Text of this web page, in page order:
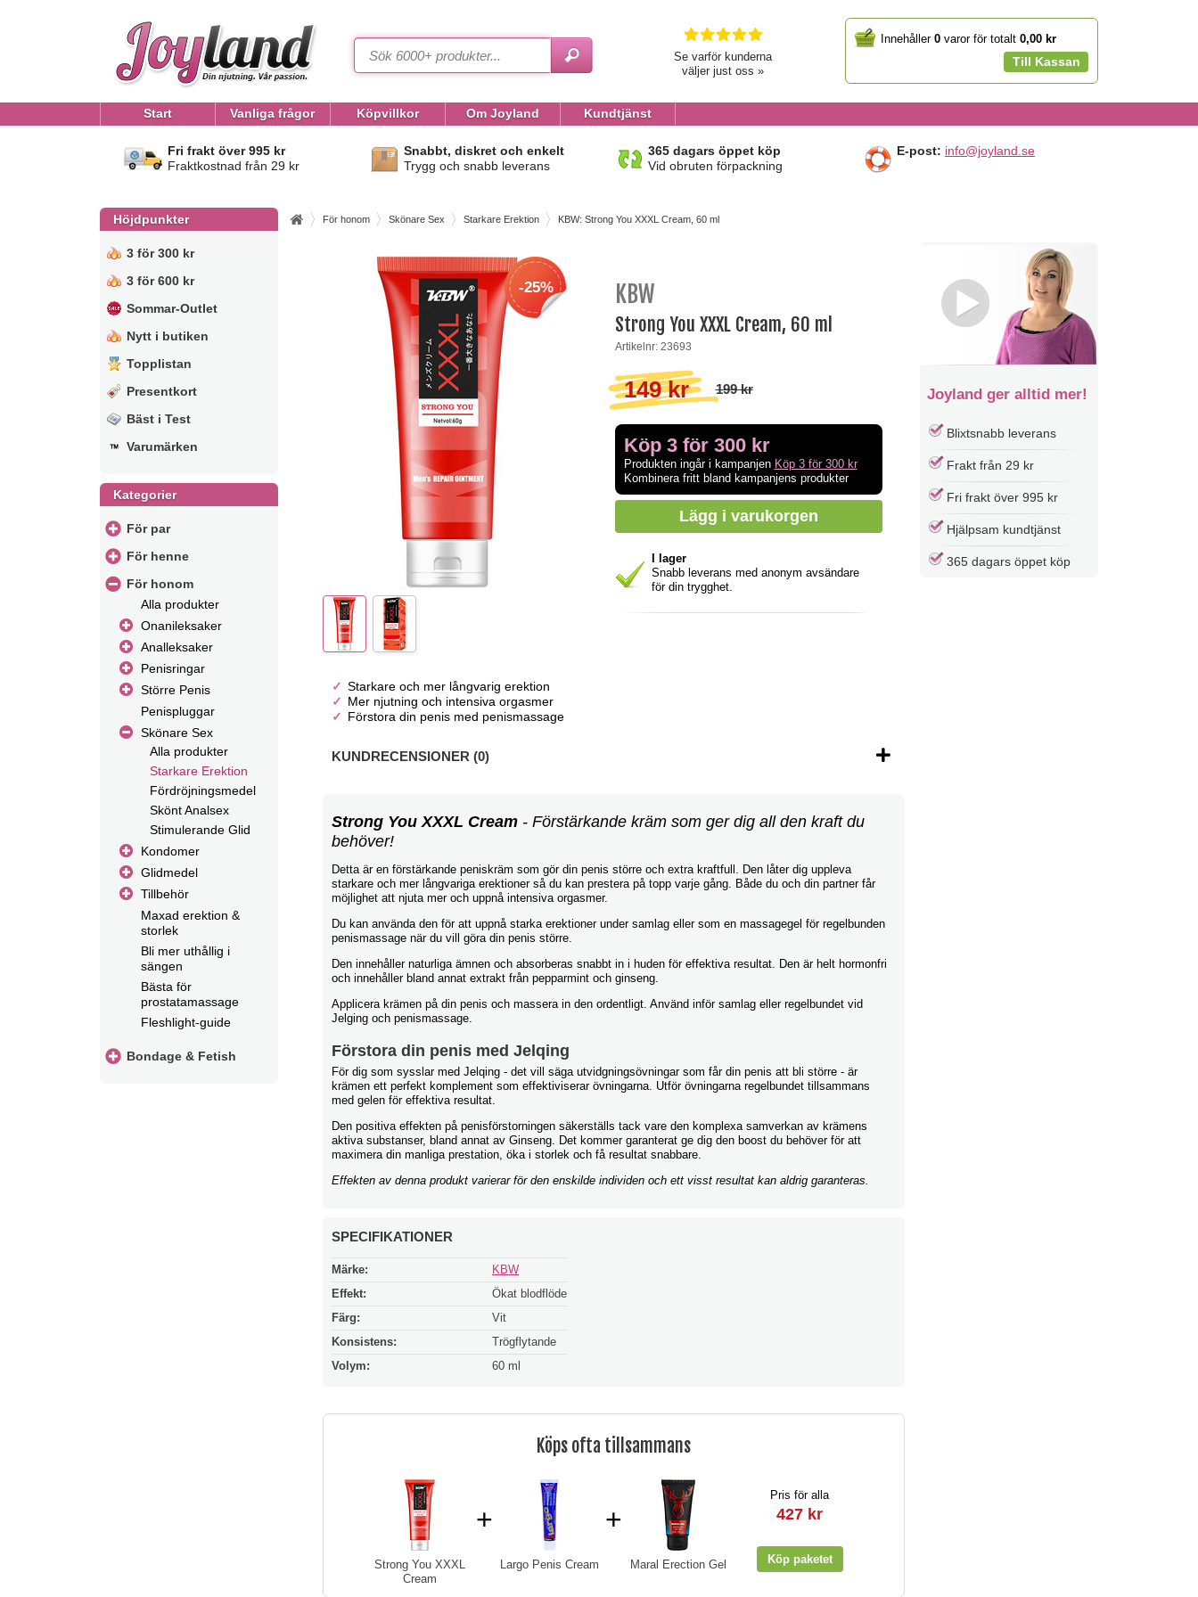
Se varför kunderna
väljer just oss »
YourInnehåller 0 varor för totalt 0,00 kr
Till Kassan
Start Vanliga frågor Köpvillkor Om Joyland Kundtjänst
Fri frakt över 995 kr
Fraktkostnad från 29 kr
Snabbt, diskret och enkelt
Trygg och snabb leverans
365 dagars öppet köp
Vid obruten förpackning
E-post: info@joyland.se
Höjdpunkter
3 för 300 kr
3 för 600 kr
Sommar-Outlet
Nytt i butiken
Topplistan
Presentkort
Bäst i Test
Varumärken
Kategorier
För par
För henne
För honom
Alla produkter
Onanileksaker
Analleksaker
Penisringar
Större Penis
Penispluggar
Skönare Sex
Alla produkter
Starkare Erektion
Fördröjningsmedel
Skönt Analsex
Stimulerande Glid
Kondomer
Glidmedel
Tillbehör
Maxad erektion &
storlek
Bli mer uthållig i
sängen
Bästa för
prostatamassage
Fleshlight-guide
Bondage & Fetish
För honom Skönare Sex Starkare Erektion KBW: Strong You XXXL Cream, 60 ml
-25% KBW
Strong You XXXL Cream, 60 ml
Artikelnr: 23693
149 kr 199 kr
Köp 3 för 300 kr
Produkten ingår i kampanjen Köp 3 för 300 kr
Kombinera fritt bland kampanjens produkter
I lager
Snabb leverans med anonym avsändare
för din trygghet.
Starkare och mer långvarig erektion
Mer njutning och intensiva orgasmer
Förstora din penis med penismassage
KUNDRECENSIONER (0)
Strong You XXXL Cream - Förstärkande kräm som ger dig all den kraft du
behöver!
Detta är en förstärkande peniskräm som gör din penis större och extra kraftfull. Den låter dig uppleva
starkare och mer långvariga erektioner så du kan prestera på topp varje gång. Både du och din partner får
möjlighet att njuta mer och uppnå intensiva orgasmer.
Du kan använda den för att uppnå starka erektioner under samlag eller som en massagegel för regelbunden
penismassage när du vill göra din penis större.
Den innehåller naturliga ämnen och absorberas snabbt in i huden för effektiva resultat. Den är helt hormonfri
och innehåller bland annat extrakt från pepparmint och ginseng.
Applicera krämen på din penis och massera in den ordentligt. Använd inför samlag eller regelbundet vid
Jelging och penismassage.
Förstora din penis med Jelqing
För dig som sysslar med Jelqing - det vill säga utvidgningsövningar som får din penis att bli större - är
krämen ett perfekt komplement som effektiviserar övningarna. Utför övningarna regelbundet tillsammans
med gelen för effektiva resultat.
Den positiva effekten på penisförstorningen säkerställs tack vare den komplexa samverkan av krämens
aktiva substanser, bland annat av Ginseng. Det kommer garanterat ge dig den boost du behöver för att
maximera din manliga prestation, öka i storlek och få resultat snabbare.
Effekten av denna produkt varierar för den enskilde individen och ett visst resultat kan aldrig garanteras.
SPECIFIKATIONER
Märke:
KBW
Effekt:
Ökat blodflöde
Färg:
Vit
Konsistens:
Trögflytande
Volym:
60 ml
Köps ofta tillsammans
Strong You XXXL
Cream
+
Largo Penis Cream
+
Maral Erection Gel
Pris för alla
427 kr
Joyland ger alltid mer!
Blixtsnabb leverans
Frakt från 29 kr
Fri frakt över 995 kr
Hjälpsam kundtjänst
365 dagars öppet köp